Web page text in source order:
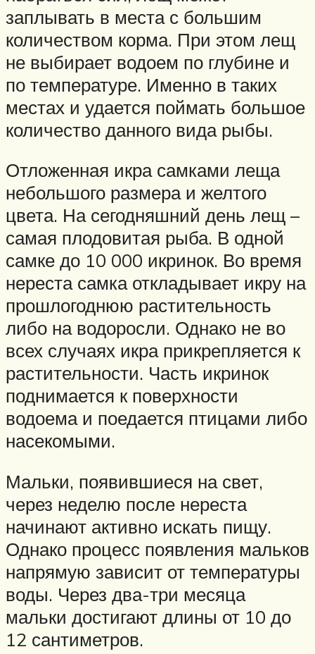
заплывать в места с большим
количеством корма. При этом лещ
не выбирает водоем по глубине и
по температуре. Именно в таких
местах и удается поймать большое
количество данного вида рыбы.
Отложенная икра самками леща
небольшого размера и желтого
цвета. На сегодняшний день лещ –
самая плодовитая рыба. В одной
самке до 10 000 икринок. Во время
нереста самка откладывает икру на
прошлогоднюю растительность
либо на водоросли. Однако не во
всех случаях икра прикрепляется к
растительности. Часть икринок
поднимается к поверхности
водоема и поедается птицами либо
насекомыми.
Мальки, появившиеся на свет,
через неделю после нереста
начинают активно искать пищу.
Однако процесс появления мальков
напрямую зависит от температуры
воды. Через два-три месяца
мальки достигают длины от 10 до
12 сантиметров.